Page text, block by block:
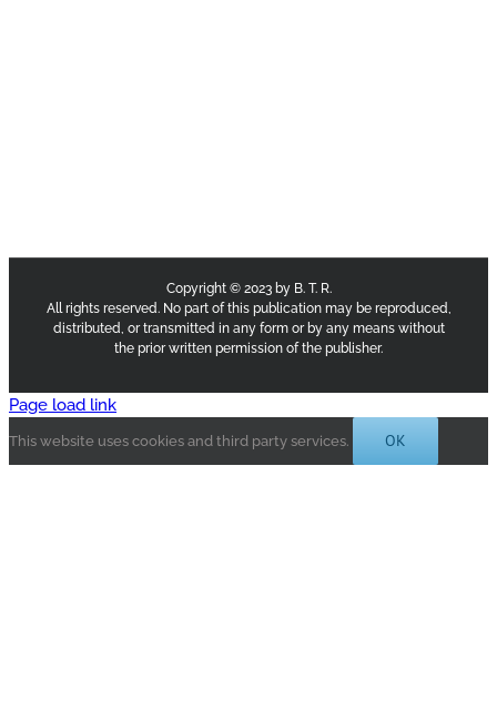
Copyright © 2023 by B. T. R.
All rights reserved. No part of this publication may be reproduced,
distributed, or transmitted in any form or by any means without
the prior written permission of the publisher.
Page load link
This website uses cookies and third party services. OK